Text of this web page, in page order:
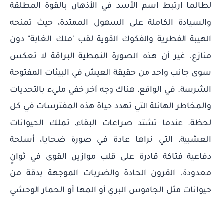
لطالما ارتبط اسم الأسد في الأذهان بالقوة المطلقة
والسيادة الكاملة على السهول الممتدة، حيث تمنحه
الهيبة الفطرية والفكوك القوية لقب "ملك الغابة" دون
منازع. غير أن هذه الصورة النمطية البراقة لا تعكس
سوى جانب واحد من حقيقة العيش في البيئات المفتوحة
الشرسة. في الواقع، هناك وجه آخر خفي مليء بالتحديات
والمخاطر الهائلة التي تهدد حياة هذه المفترسات في كل
لحظة. عندما تشتد صراعات البقاء، تملك الحيوانات
العشبية، التي نراها عادة في صورة ضحايا، أسلحة
دفاعية فتاكة قادرة على قلب موازين القوى في ثوانٍ
معدودة. القرون الحادة والضربات الموجهة بدقة من
حيوانات مثل الجاموس البري أو المها أو الحمار الوحشي